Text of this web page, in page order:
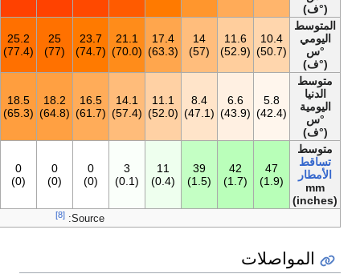
21.1
(70.0)
23.7
(74.7)
25
(77)
25.2
23.5
(74.3)
21
(70)
16.7
(62.1)
12
(54)
18.5
(65.3)
14.1
(57.4)
16.5
(61.7)
18.2
(64.8)
18.5
(65.3)
17.1
(62.8)
14.6
(58.3)
11.1
(52.0)
7.3
(45.1)
12.4
(54.4)
3
(0.1)
0
(0)
0
(0)
0
(0)
0
(0)
4
(0.2)
24
43
213